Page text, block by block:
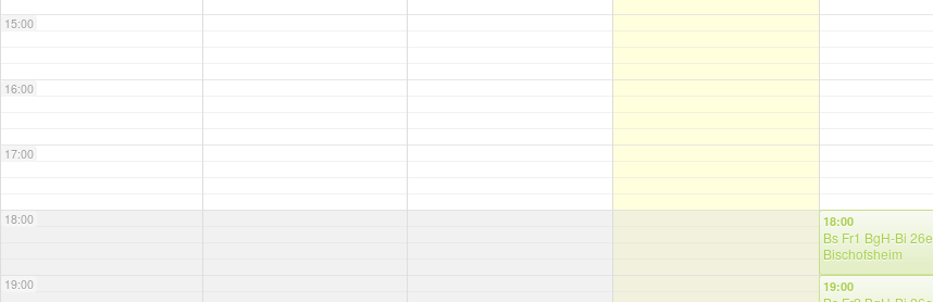
15:00
16:00
17:00
18:00
19:00
18:00
Bs Fr1 BgH-Bi 26e
Bischofsheim
19:00